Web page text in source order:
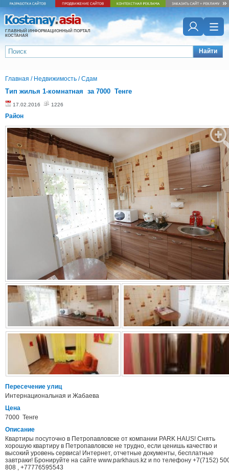
ГЛАВНЫЙ ИНФОРМАЦИОННЫЙ ПОРТАЛ
КОСТАНАЯ
Найти
Главная / Недвижимость /Сдам
Тип жилья 1-комнатная за 7000 Тенге
17.02.2016 1226
Район
Пересечение улиц
Интернациональная и Жабаева
Цена
7000 Тенге
Описание
Квартиры посуточно в Петропавловске от компании PARK HAUS! Снять
хорошую квартиру в Петропавловске не трудно, если ценишь качество и
высокий уровень сервиса! Интернет, отчетные документы, бесплатные
завтраки! Бронируйте на сайте www.parkhaus.kz и по телефону +7(7152)
808 , +77776595543